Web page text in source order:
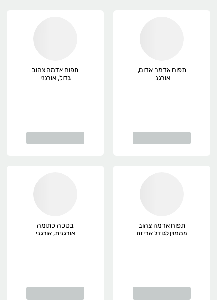
תפוח אדמה אדום,
אורגני
תפוח אדמה צהוב
גדול, אורגני
תפוח אדמה צהוב
מממוין לגודל אריזת
בטטה כתומה
אורגנית, אורגני